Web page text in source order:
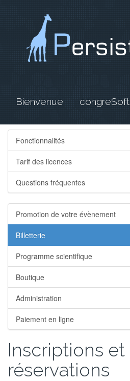
Bienvenue congreSoft
Fonctionnalités
Tarif des licences
Questions fréquentes
Promotion de votre évènement
Billetterie
Programme scientifique
Boutique
Administration
Paiement en ligne
Inscriptions et
réservations